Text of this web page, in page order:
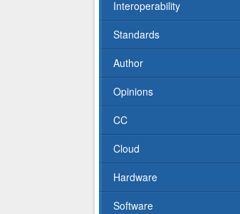
Interoperability
Standards
Author
Opinions
CC
Cloud
Hardware
Software